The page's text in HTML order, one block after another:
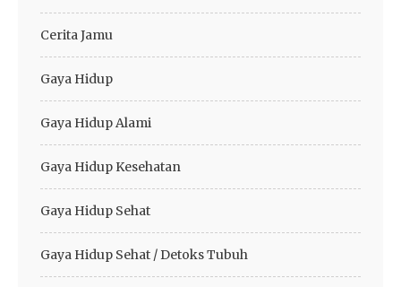
Cerita Jamu
Gaya Hidup
Gaya Hidup Alami
Gaya Hidup Kesehatan
Gaya Hidup Sehat
Gaya Hidup Sehat / Detoks Tubuh